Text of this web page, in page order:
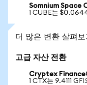
Somnium Space
1 CUBE는
더 많은 변환 살펴보
고급 자산 전환
Cryptex Finance
1 CTX는 9.4111